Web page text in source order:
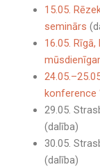
15.05.
seminārs
16.05.
konference
29.05.
(dalība)
30.05.
(dalība)